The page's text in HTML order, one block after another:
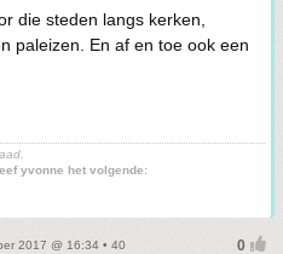
die steden langs kerken,
paleizen. En af en toe ook een
yvonne het volgende:
2017 @ 16:34 • 40